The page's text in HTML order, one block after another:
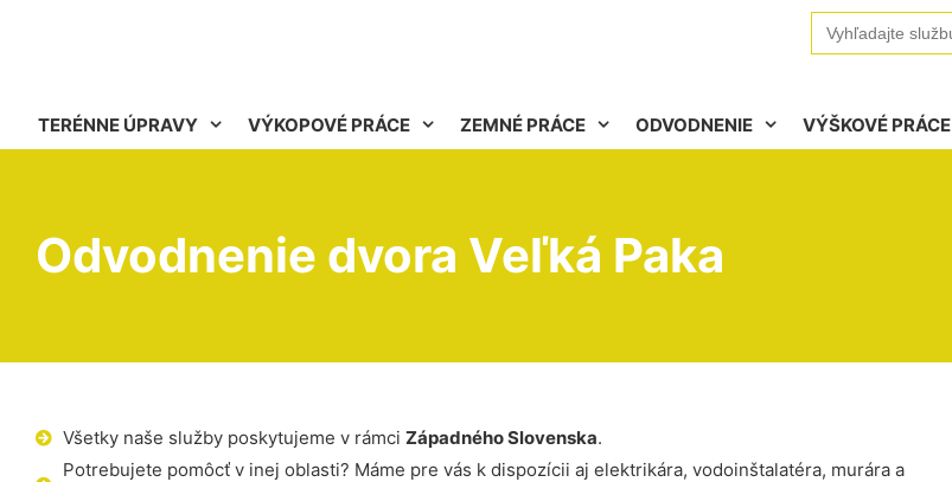
Search
for:
TERÉNNE ÚPRAVY VÝKOPOVÉ PRÁCE ZEMNÉ PRÁCE ODVODNENIE VÝŠKOVÉ PRÁCE
Odvodnenie dvora Veľká Paka
Všetky naše služby poskytujeme v rámci Západného Slovenska.
Potrebujete pomôcť v inej oblasti? Máme pre vás k dispozícii aj elektrikára, vodoinštalatéra, murára a